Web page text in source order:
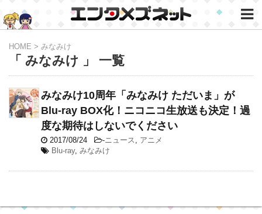
HOME > みなみけ
「 みなみけ 」 一覧
みなみけ10周年「みなみけ ただいま」が
Blu-ray BOX化！ニコニコ生放送も決定！過
度な期待はしないでください
2017/08/24 -ニュース , アニメ
Blu-ray, みなみけ